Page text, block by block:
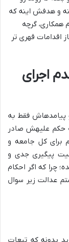
و هدفش اینه که
همکاری، گرچه
اقدامات قهری تر
اجرای
پیامدهاش فقط به
حکم علیهش صادر
برای کل جامعه و
پیگیری جدی و
چرا که اگر احکام
عدالت زیر سوال
بدونه که تبعات